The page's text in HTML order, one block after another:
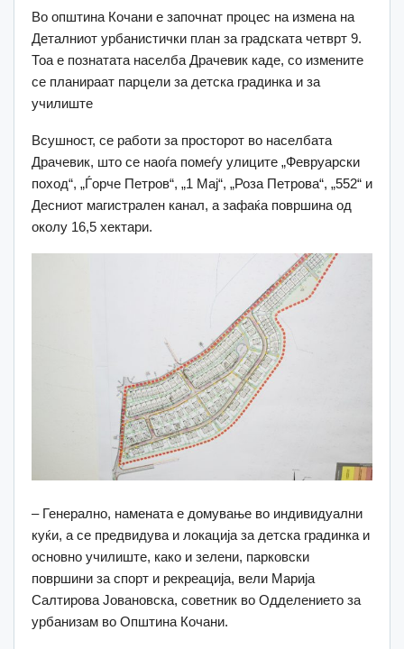
Во општина Кочани е започнат процес на измена на
Деталниот урбанистички план за градската четврт 9.
Тоа е познатата населба Драчевик каде, со измените
се планираат парцели за детска градинка и за
училиште
Всушност, се работи за просторот во населбата
Драчевик, што се наоѓа помеѓу улиците „Февруарски
поход“, „Ѓорче Петров“, „1 Мај“, „Роза Петрова“, „552“ и
Десниот магистрален канал, а зафаќа површина од
околу 16,5 хектари.
– Генерално, намената е домување во индивидуални
куќи, а се предвидува и локација за детска градинка и
основно училиште, како и зелени, парковски
површини за спорт и рекреација, вели Марија
Салтирова Јовановска, советник во Одделението за
урбанизам во Општина Кочани.